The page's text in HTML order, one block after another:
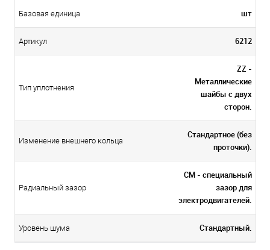
Базовая единица шт
Артикул 6212
Тип уплотнения
ZZ -
Металлические
шайбы с двух
сторон.
Изменение внешнего кольца
Стандартное (без
проточки).
Радиальный зазор
CM - специальный
зазор для
электродвигателей.
Уровень шума Стандартный.